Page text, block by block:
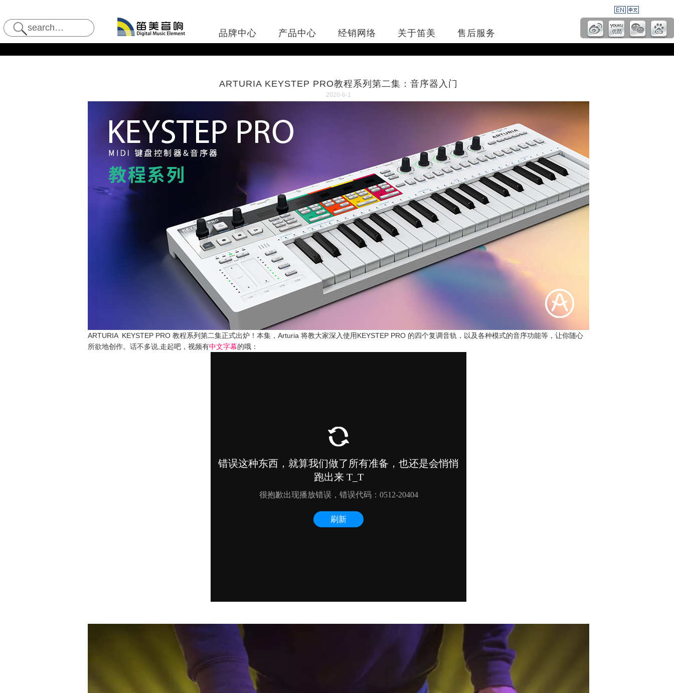
品牌中心 产品中心 经销网络 关于笛美 售后服务
ARTURIA KEYSTEP PRO教程系列第二集：音序器入门
2020-6-1
ARTURIA KEYSTEP PRO 教程系列第二集正式出炉！本集，Arturia 将教大家深入使用KEYSTEP PRO 的四个复调音轨，以及各种模式的音序功能等，让你随心
所欲地创作。话不多说,走起吧，视频有中文字幕的哦：